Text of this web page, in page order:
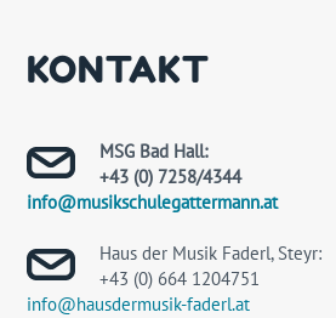
KONTAKT
MSG Bad Hall:
+43 (0) 7258/4344
info@musikschulegattermann.at
Haus der Musik Faderl, Steyr:
+43 (0) 664 1204751
info@hausdermusik-faderl.at